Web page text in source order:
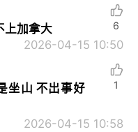
上加拿大
2026-04-15 10:50
6
坐山 不出事好
2026-04-15 10:58
1